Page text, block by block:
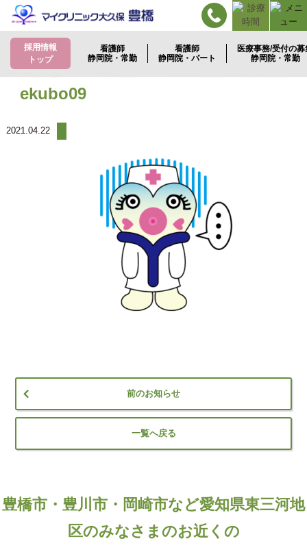
採用情報
トップ
看護師
静岡院・常勤
看護師
静岡院・パート
医療事務/受付の募
静岡院・常勤
ekubo09
2021.04.22
前のお知らせ
一覧へ戻る
豊橋市・豊川市・岡崎市など愛知県東三河地
区のみなさまのお近くの